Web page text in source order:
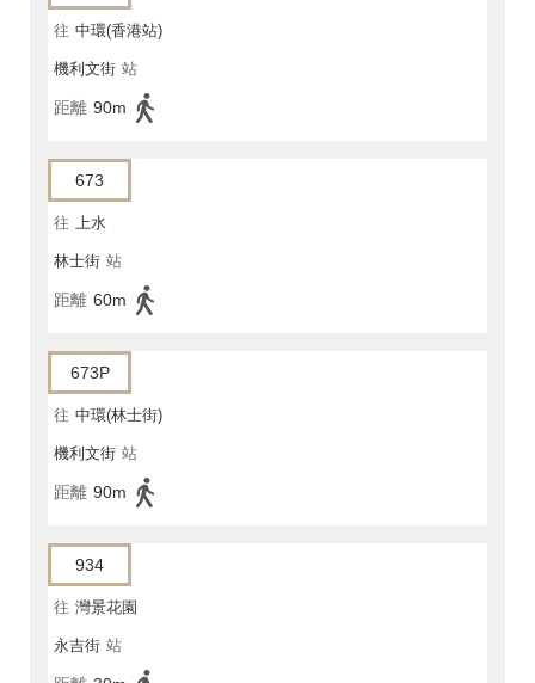
往 中環(香港站)
機利文街 站
距離 90m
673
往 上水
林士街 站
距離 60m
673P
往 中環(林士街)
機利文街 站
距離 90m
934
往 灣景花園
永吉街 站